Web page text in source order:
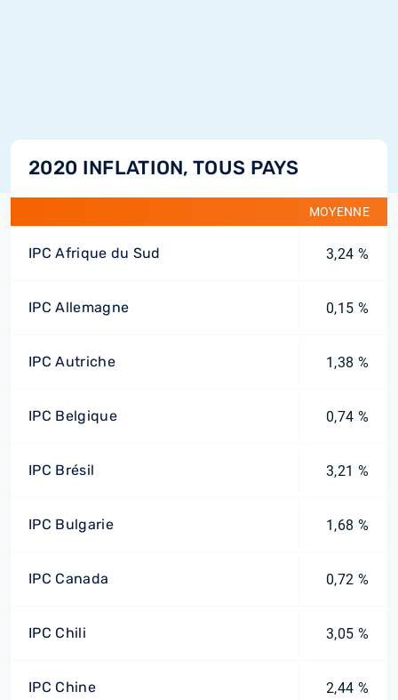
2020 INFLATION, TOUS PAYS
MOYENNE
IPC Afrique du Sud 3,24 %
IPC Allemagne 0,15 %
IPC Autriche 1,38 %
IPC Belgique 0,74 %
IPC Brésil 3,21 %
IPC Bulgarie 1,68 %
IPC Canada 0,72 %
IPC Chili 3,05 %
IPC Chine 2,44 %